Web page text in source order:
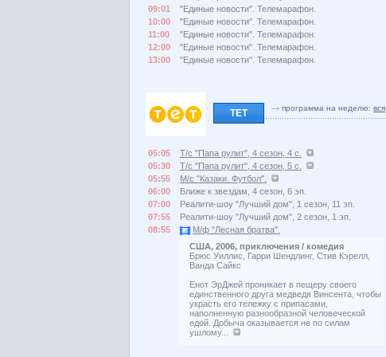
09:01
"Единые новости". Телемарафон.
10:00
"Единые новости". Телемарафон.
11:00
"Единые новости". Телемарафон.
12:00
"Единые новости". Телемарафон.
13:00
"Единые новости". Телемарафон.
ТЕТ программа на неделю: вся
05:05
Т/с "Папа рулит", 4 сезон, 4 с.
05:30
Т/с "Папа рулит", 4 сезон, 5 с.
05:55
М/с "Казаки. Футбол".
06:00
Ближе к звездам, 4 сезон, 6 эп.
07:00
Реалити-шоу "Лучший дом", 1 сезон, 11 эп.
07:55
Реалити-шоу "Лучший дом", 2 сезон, 1 эп.
08:55
М/ф "Лесная братва".
США, 2006, приключения / комедия
Брюс Уиллис, Гарри Шендлинг, Стив Кэрелл,
Ванда Сайкс
Енот ЭрДжей проникает в пещеру своего
единственного друга медведя Винсента, чтобы
украсть его тележку с припасами,
наполненную разнообразной человеческой
едой. Добыча оказывается не по силам
ушлому...